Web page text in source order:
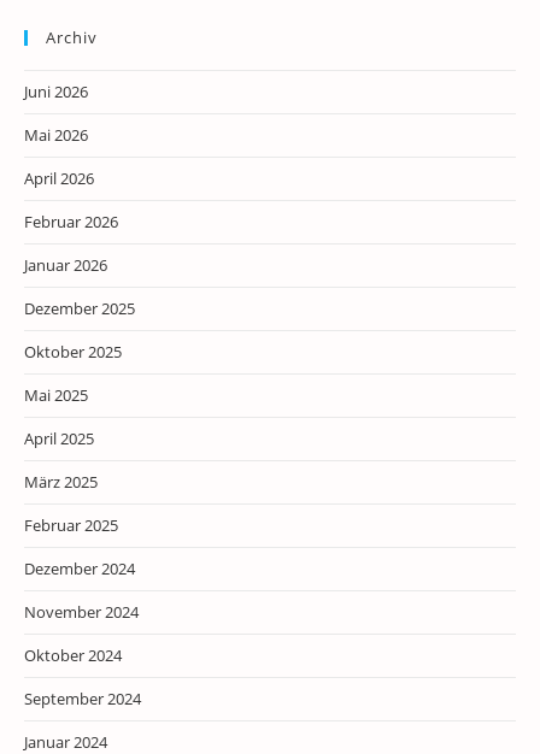
Archiv
Juni 2026
Mai 2026
April 2026
Februar 2026
Januar 2026
Dezember 2025
Oktober 2025
Mai 2025
April 2025
März 2025
Februar 2025
Dezember 2024
November 2024
Oktober 2024
September 2024
Januar 2024